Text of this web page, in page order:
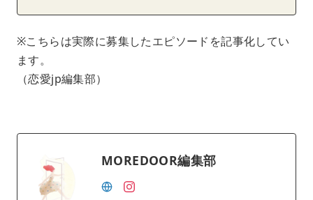
※こちらは実際に募集したエピソードを記事化してい
ます。
（恋愛jp編集部）
MOREDOOR編集部